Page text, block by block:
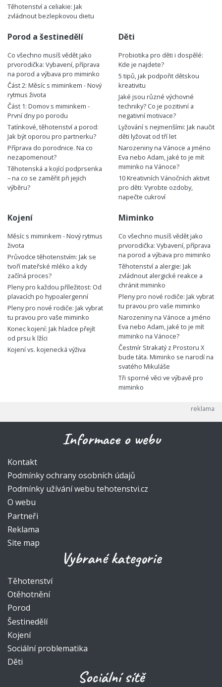
Těhotenství a celiakie: Jak
zvládnout bezlepkovou dietu
Porod a šestinedělí
Co všechno musíš vědět jako
prvorodička: Vybavení, příprava
na porod a výbava pro miminko
Část 2: Měsíc s miminkem - Nový
rytmus života
Část 1: Domov s miminkem -
První dny po porodu
Tatínkové, těhotenství a porod:
Jak být oporou pro partnerku?
Příprava do porodnice. Na co
nezapomenout?
Těhotenská a kojící podprsenka
– na co se zaměřit při jejich
výběru?
Děti
Probiotika pro děti i dospělé:
Kde je najdete?
5 tipů, jak podpořit dětskou
kreativitu
Jaké jsou různé výchovné
techniky? Co je pozitivní a
negativní motivace?
Lyžování s nejmenšími: Jak naučit
děti lyžovat od tří let
Narozeniny na Vánoce a jméno
Eva nebo Adam, jaké to je mít
miminko na Vánoce?
10 Kreativních Vánočních aktivit
pro děti: Vyrobte ozdoby,
napečte cukroví
Kojení
Měsíc s miminkem - Nový rytmus
života
Průvodce těhotenstvím: Jak se
tvoří mateřské mléko a kdy
začíná proces?
Pleny pro každou příležitost: Od
plavacích po hypoalergenní
Pleny pro nové rodiče: Jak vybrat
tu pravou pro vaše miminko
Konec kojení: Jak hladce přejít
od prsu k lžíci
Kojení vs. kojenecká výživa
Miminko
Co všechno musíš vědět jako
prvorodička: Vybavení, příprava
na porod a výbava pro miminko
Těhotenství a alergie: Jak
zvládnout alergické reakce a
chránit miminko
Pleny pro nové rodiče: Jak vybrat
tu pravou pro vaše miminko
Narozeniny na Vánoce a jméno
Eva nebo Adam, jaké to je mít
miminko na Vánoce?
Čestmír Strakatý z Prostoru X
bude táta. Miminko se narodí na
svatého Mikuláše
Tři sporné věci ve výbavě pro
miminko
Informace o webu
Kontakt
Podmínky ochrany osobních údajů
Podmínky užívání webu tehotenstvi.cz
O webu
Partneři
Reklama
Site map
Vybrané kategorie
Těhotenství
Otěhotnění
Porod
Šestinedělí
Kojení
Sociální problematika
Děti
Sociální sítě